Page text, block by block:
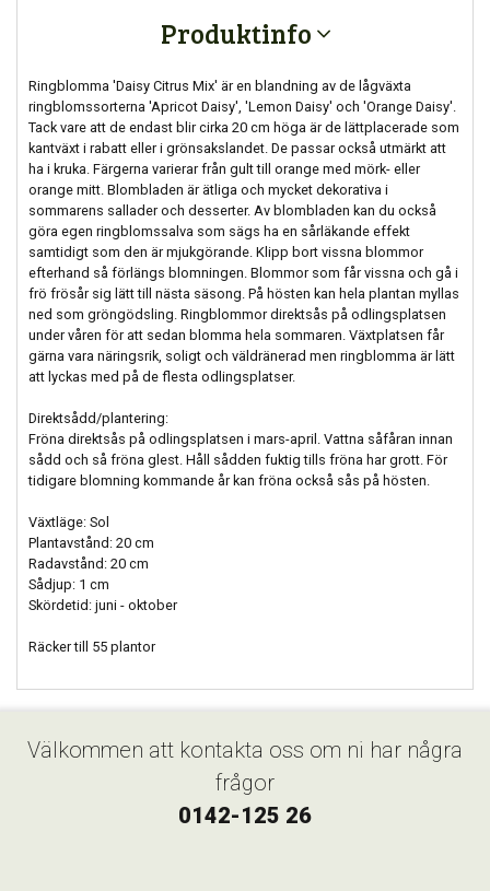
Produktinfo
Ringblomma 'Daisy Citrus Mix' är en blandning av de lågväxta
ringblomssorterna 'Apricot Daisy', 'Lemon Daisy' och 'Orange Daisy'.
Tack vare att de endast blir cirka 20 cm höga är de lättplacerade som
kantväxt i rabatt eller i grönsakslandet. De passar också utmärkt att
ha i kruka. Färgerna varierar från gult till orange med mörk- eller
orange mitt. Blombladen är ätliga och mycket dekorativa i
sommarens sallader och desserter. Av blombladen kan du också
göra egen ringblomssalva som sägs ha en sårläkande effekt
samtidigt som den är mjukgörande. Klipp bort vissna blommor
efterhand så förlängs blomningen. Blommor som får vissna och gå i
frö frösår sig lätt till nästa säsong. På hösten kan hela plantan myllas
ned som gröngödsling. Ringblommor direktsås på odlingsplatsen
under våren för att sedan blomma hela sommaren. Växtplatsen får
gärna vara näringsrik, soligt och väldränerad men ringblomma är lätt
att lyckas med på de flesta odlingsplatser.
Direktsådd/plantering:
Fröna direktsås på odlingsplatsen i mars-april. Vattna såfåran innan
sådd och så fröna glest. Håll sådden fuktig tills fröna har grott. För
tidigare blomning kommande år kan fröna också sås på hösten.
Växtläge: Sol
Plantavstånd: 20 cm
Radavstånd: 20 cm
Sådjup: 1 cm
Skördetid: juni - oktober
Räcker till 55 plantor
Välkommen att kontakta oss om ni har några
frågor
0142-125 26